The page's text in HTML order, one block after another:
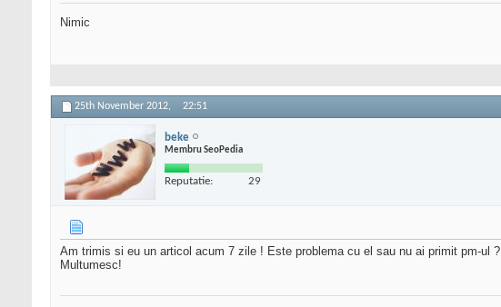
Nimic
25th November 2012, 22:51
beke
Membru SeoPedia
Reputatie: 29
Am trimis si eu un articol acum 7 zile ! Este problema cu el sau nu ai primit pm-ul ?
Multumesc!